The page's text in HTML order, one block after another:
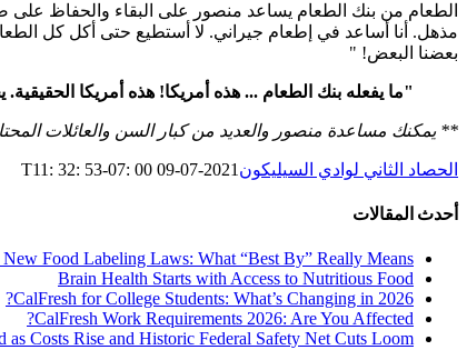
الطعام من بنك الطعام يساعد منصور على البقاء والحفاظ
بعضنا البعض! "
"ما يفعله بنك الطعام ... هذه أمريكا! هذه أمريكا
** يمكنك مساعدة منصور والعديد من كبار السن والعائلات
الحصاد الثاني لوادي السيليكون 2021-07-09 T11: 32: 53-07: 00
أحدث المقالات
New Food Labeling Laws: What “Best By” Really Means
Brain Health Starts with Access to Nutritious Food
CalFresh for College Students: What’s Changing in 2026?
CalFresh Work Requirements 2026: Are You Affected?
Costs Rise and Historic Federal Safety Net Cuts Loom